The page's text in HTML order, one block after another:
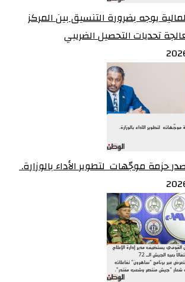
يوجه بضرورة التنسيق بين المركز
تحديات التحصيل الضريبي‏
حزمة موجّهات لتطوير الأداء بالوزارة.